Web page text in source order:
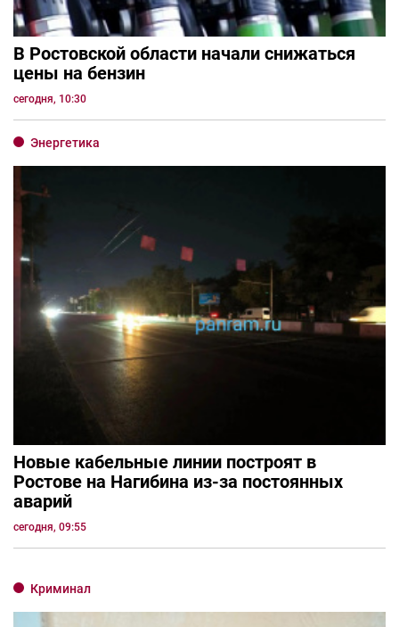
В Ростовской области начали снижаться
цены на бензин
сегодня, 10:30
Энергетика
Новые кабельные линии построят в
Ростове на Нагибина из-за постоянных
аварий
сегодня, 09:55
Криминал